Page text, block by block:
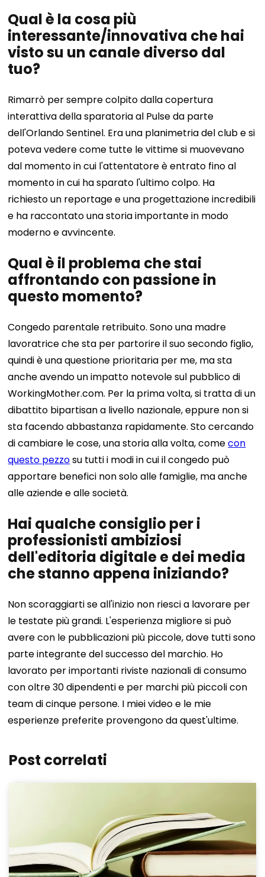
Qual è la cosa più
interessante/innovativa che hai
visto su un canale diverso dal
tuo?
Rimarrò per sempre colpito dalla copertura
interattiva della sparatoria al Pulse da parte
dell'Orlando Sentinel. Era una planimetria del club e si
poteva vedere come tutte le vittime si muovevano
dal momento in cui l'attentatore è entrato fino al
momento in cui ha sparato l'ultimo colpo. Ha
richiesto un reportage e una progettazione incredibili
e ha raccontato una storia importante in modo
moderno e avvincente.
Qual è il problema che stai
affrontando con passione in
questo momento?
Congedo parentale retribuito. Sono una madre
lavoratrice che sta per partorire il suo secondo figlio,
quindi è una questione prioritaria per me, ma sta
anche avendo un impatto notevole sul pubblico di
WorkingMother.com. Per la prima volta, si tratta di un
dibattito bipartisan a livello nazionale, eppure non si
sta facendo abbastanza rapidamente. Sto cercando
di cambiare le cose, una storia alla volta, comecon
questo pezzosu tutti i modi in cui il congedo può
apportare benefici non solo alle famiglie, ma anche
alle aziende e alle società.
Hai qualche consiglio per i
professionisti ambiziosi
dell'editoria digitale e dei media
che stanno appena iniziando?
Non scoraggiarti se all'inizio non riesci a lavorare per
le testate più grandi. L'esperienza migliore si può
avere con le pubblicazioni più piccole, dove tutti sono
parte integrante del successo del marchio. Ho
lavorato per importanti riviste nazionali di consumo
con oltre 30 dipendenti e per marchi più piccoli con
team di cinque persone. I miei video e le mie
esperienze preferite provengono da quest'ultime.
Post correlati